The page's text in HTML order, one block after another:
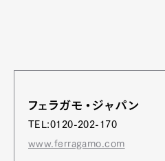
フェラガモ・ジャパン
TEL:0120-202-170
www.ferragamo.com